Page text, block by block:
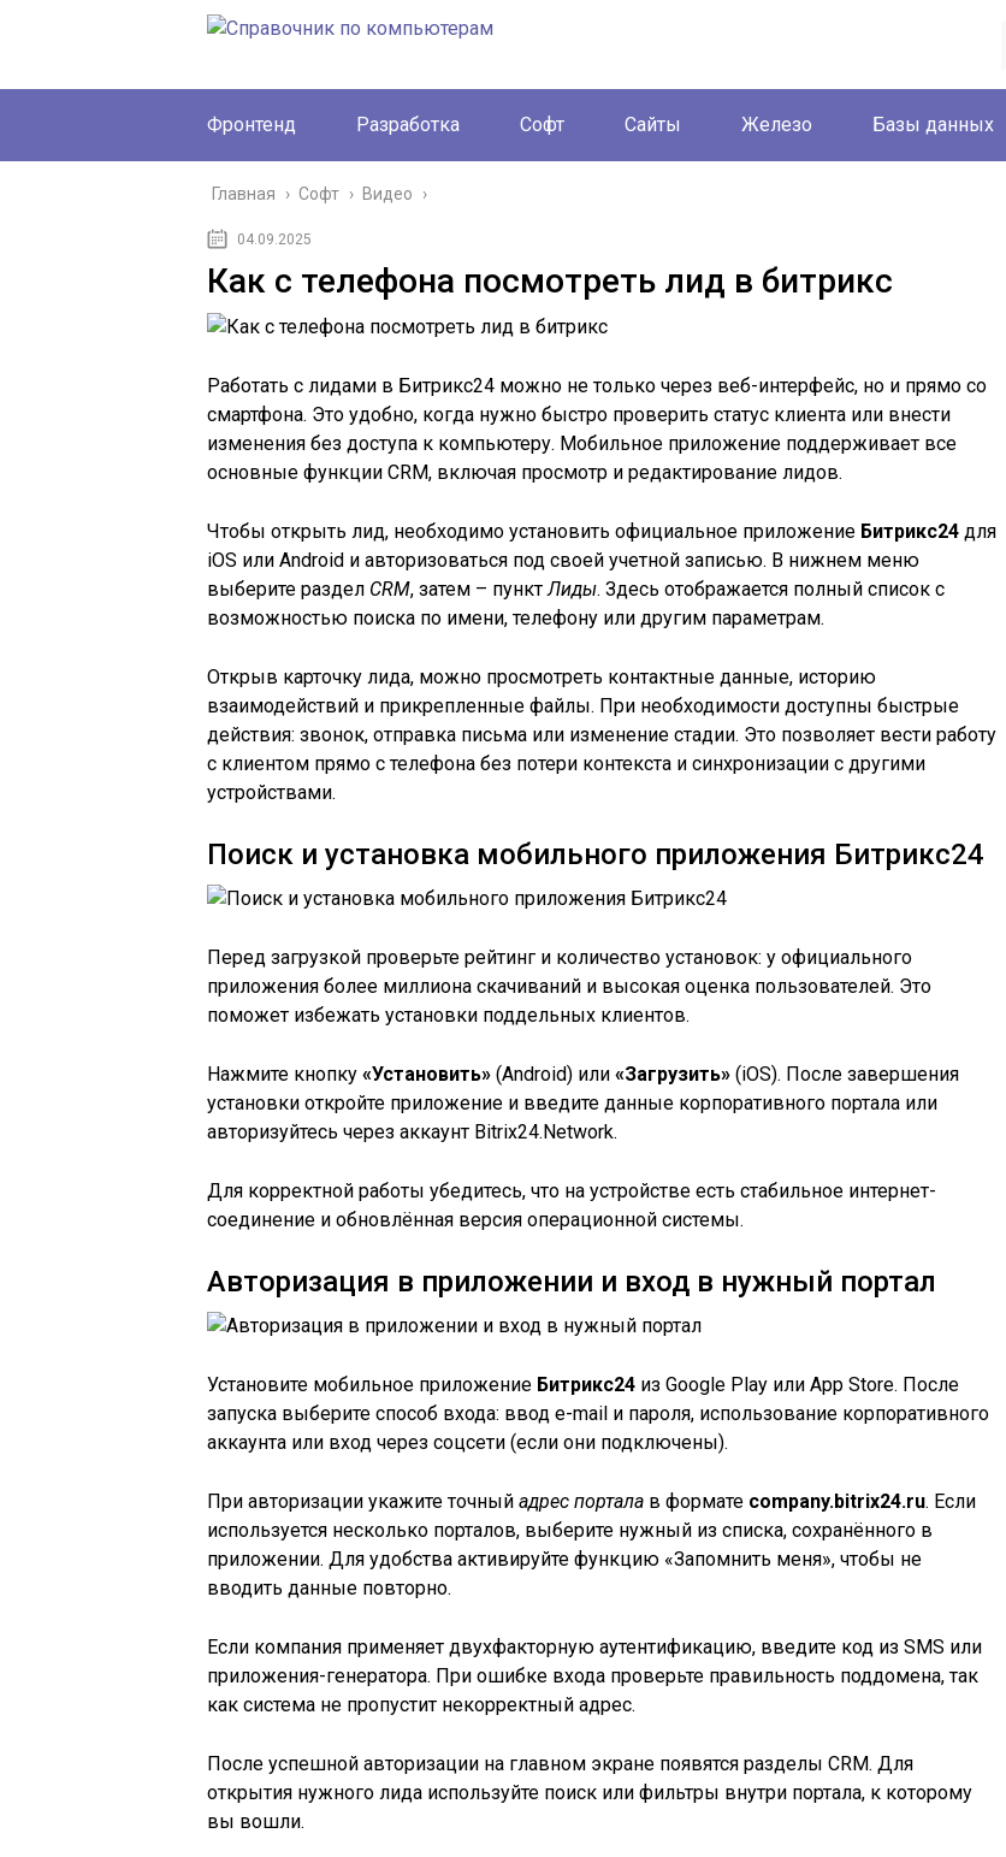
Фронтенд Разработка Софт Сайты Железо Базы данных
Главная › Софт › Видео ›
04.09.2025
Как с телефона посмотреть лид в битрикс
Работать с лидами в Битрикс24 можно не только через веб-интерфейс, но и прямо со
смартфона. Это удобно, когда нужно быстро проверить статус клиента или внести
изменения без доступа к компьютеру. Мобильное приложение поддерживает все
основные функции CRM, включая просмотр и редактирование лидов.
Чтобы открыть лид, необходимо установить официальное приложение Битрикс24 для
iOS или Android и авторизоваться под своей учетной записью. В нижнем меню
выберите раздел CRM, затем – пунктЛиды. Здесь отображается полный список с
возможностью поиска по имени, телефону или другим параметрам.
Открыв карточку лида, можно просмотреть контактные данные, историю
взаимодействий и прикрепленные файлы. При необходимости доступны быстрые
действия: звонок, отправка письма или изменение стадии. Это позволяет вести работу
с клиентом прямо с телефона без потери контекста и синхронизации с другими
устройствами.
Поиск и установка мобильного приложения Битрикс24
Перед загрузкой проверьте рейтинг и количество установок: у официального
приложения более миллиона скачиваний и высокая оценка пользователей. Это
поможет избежать установки поддельных клиентов.
Нажмите кнопку «Установить» (Android) или «Загрузить» (iOS). После завершения
установки откройте приложение и введите данные корпоративного портала или
авторизуйтесь через аккаунт Bitrix24.Network.
Для корректной работы убедитесь, что на устройстве есть стабильное интернет-
соединение и обновлённая версия операционной системы.
Авторизация в приложении и вход в нужный портал
Установите мобильное приложение Битрикс24 из Google Play или App Store. После
запуска выберите способ входа: ввод e-mail и пароля, использование корпоративного
аккаунта или вход через соцсети (если они подключены).
При авторизации укажите точный адрес портала в формате company.bitrix24.ru. Если
используется несколько порталов, выберите нужный из списка, сохранённого в
приложении. Для удобства активируйте функцию «Запомнить меня», чтобы не
вводить данные повторно.
Если компания применяет двухфакторную аутентификацию, введите код из SMS или
приложения-генератора. При ошибке входа проверьте правильность поддомена, так
как система не пропустит некорректный адрес.
После успешной авторизации на главном экране появятся разделы CRM. Для
открытия нужного лида используйте поиск или фильтры внутри портала, к которому
вы вошли.